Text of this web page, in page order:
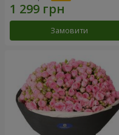
Замовити